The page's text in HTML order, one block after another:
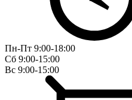
Пн-Пт 9:00-18:00
Сб 9:00-15:00
Вс 9:00-15:00